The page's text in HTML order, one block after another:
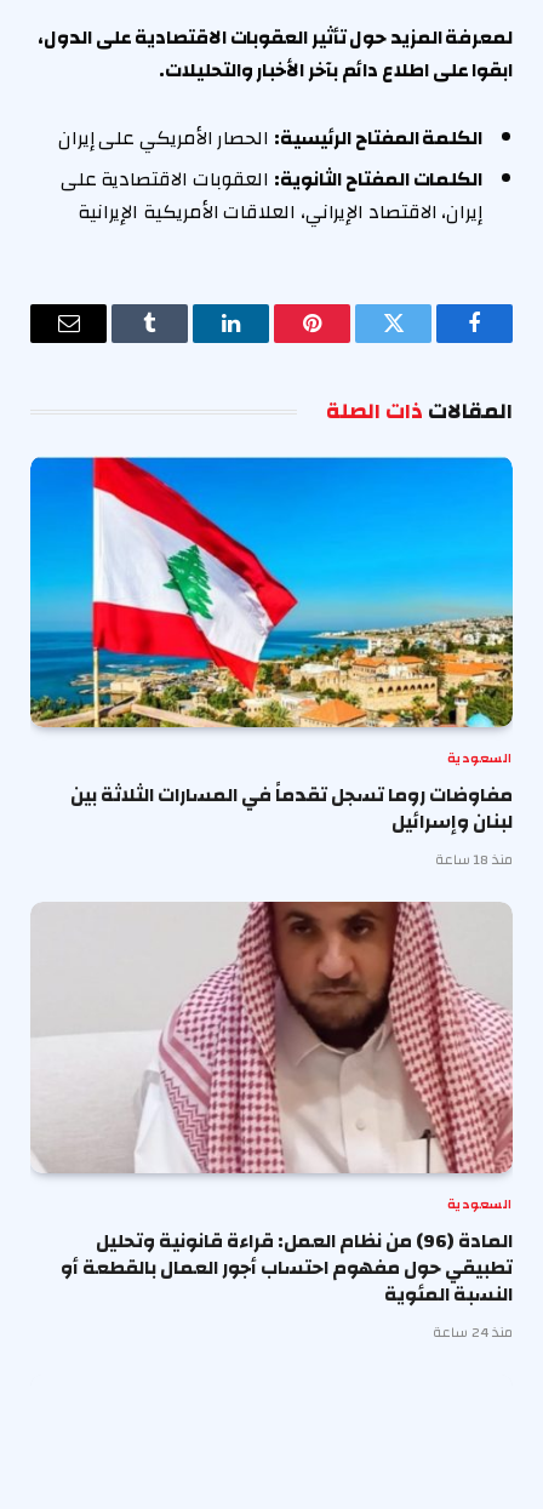
لمعرفة المزيد حول تأثير العقوبات الاقتصادية على الدول،
ابقوا على اطلاع دائم بآخر الأخبار والتحليلات.
الكلمة المفتاح الرئيسية: الحصار الأمريكي على إيران
الكلمات المفتاح الثانوية: العقوبات الاقتصادية على
إيران، الاقتصاد الإيراني، العلاقات الأمريكية الإيرانية
فيسبوك تويتر بينتيريستلينكدإن Tumblr
البريد
المقالاتذات الصلة
السعودية
مفاوضات روما تسجل تقدماً في المسارات الثلاثة بين
لبنان وإسرائيل
منذ 18 ساعة
السعودية
المادة (96) من نظام العمل: قراءة قانونية وتحليل
تطبيقي حول مفهوم احتساب أجور العمال بالقطعة أو
النسبة المئوية
منذ 24 ساعة